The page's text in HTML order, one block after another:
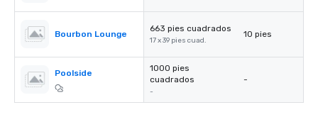
Bourbon Lounge
663 pies cuadrados
17 x 39 pies cuad.
10 pies
Poolside
1000 pies
cuadrados
-
-